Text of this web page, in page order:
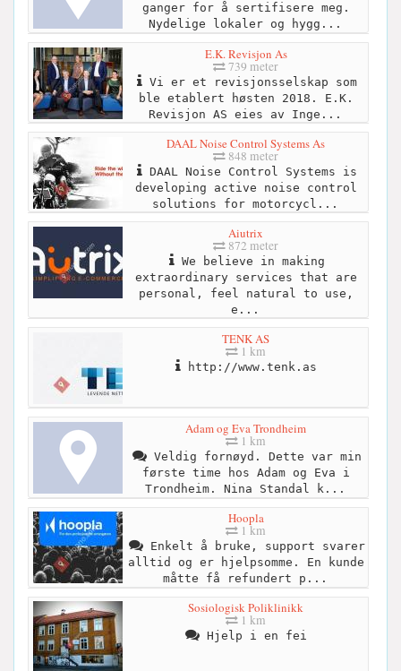
ganger for å sertifisere meg.
Nydelige lokaler og hygg...
E.K. Revisjon As
739 meter
Vi er et revisjonsselskap som
ble etablert høsten 2018. E.K.
Revisjon AS eies av Inge...
DAAL Noise Control Systems As
848 meter
DAAL Noise Control Systems is
developing active noise control
solutions for motorcycl...
Aiutrix
872 meter
We believe in making
extraordinary services that are
personal, feel natural to use,
e...
TENK AS
1 km
http://www.tenk.as
Adam og Eva Trondheim
1 km
Veldig fornøyd. Dette var min
første time hos Adam og Eva i
Trondheim. Nina Standal k...
Hoopla
1 km
Enkelt å bruke, support svarer
alltid og er hjelpsomme. En kunde
måtte få refundert p...
Sosiologisk Poliklinikk
1 km
Hjelp i en fei